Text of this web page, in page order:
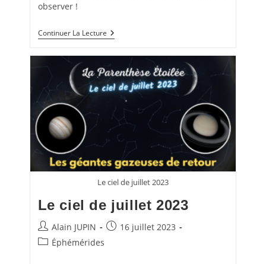
observer !
Continuer La LectureLe
Ciel
2023
Le ciel de juillet 2023
Le ciel de juillet 2023
Auteur/autrice
de
Alain JUPIN
Publication
16 juillet 2023
PostÉphémérides